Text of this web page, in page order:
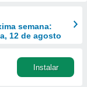
semana:
12 de agosto
Instalar